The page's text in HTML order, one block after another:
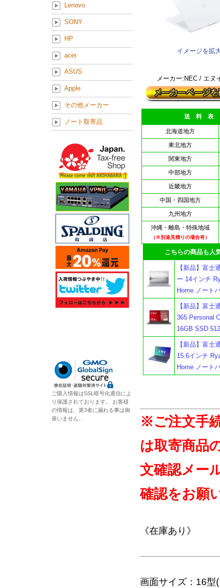
イメージを拡
メーカー:NEC / エヌ
送 料 表
北海道地方
東北地方
関東地方
中部地方
近畿地方
中国・四国地方
九州地方
沖縄・離島・特殊地域
（※別途見積りの場合有）
こちらの商品も人気
【新品】富
ー 14インチ
Home ノート
【新品】富
365 Personal
16GB SSD
【新品】富士
15.6インチ
Home ノート
※ご注文手
は取寄商品
文確認メー
確認をお願
《在庫あり》
画面サイズ：16型
Lenovo
SONY
HP
acer
ASUS
Apple
その他メーカー
ノート取寄品
ご購入情報はSSL暗号化通信によ
り保護されております。 お客様
の情報は、第3者に漏れる事は御
座いません。